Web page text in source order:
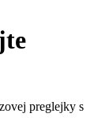
preglejky s